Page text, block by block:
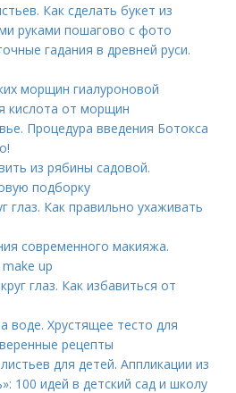
Как сделать букет из
руками пошагово с фото
гадания в древней руси.
морщин гиалуроновой
кислота от морщин
Процедура введения Ботокса
из рябины садовой.
подборку
глаз. Как правильно ухаживать
современного макияжа.
up
глаз. Как избавиться от
воде. Хрустящее тесто для
рецепты
для детей. Аппликации из
100 идей в детский сад и школу